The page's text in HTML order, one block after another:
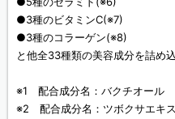
●3種のビタミンC(※7)
●3種のコラーゲン(※8)
と他全33種類の美容成分を詰め込
※1 配合成分名：バクチオール
※2 配合成分名：ツボクサエキ